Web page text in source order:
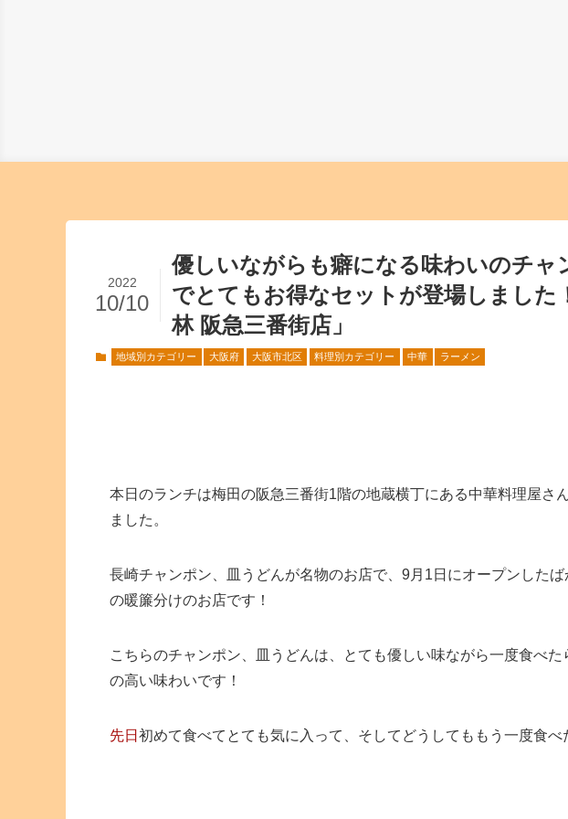
優しいながらも癖になる味わいのチャ
でとてもお得なセットが登場しまし
林 阪急三番街店」
2022
10/10
地域別カテゴリー 大阪府 大阪市北区 料理別カテゴリー 中華 ラーメン
本日のランチは梅田の阪急三番街1階の地蔵横丁にある中華料理屋さん
ました。
長崎チャンポン、皿うどんが名物のお店で、9月1日にオープンした
の暖簾分けのお店です！
こちらのチャンポン、皿うどんは、とても優しい味ながら一度食べ
の高い味わいです！
先日 初めて食べてとても気に入って、そしてどうしてももう一度食べ